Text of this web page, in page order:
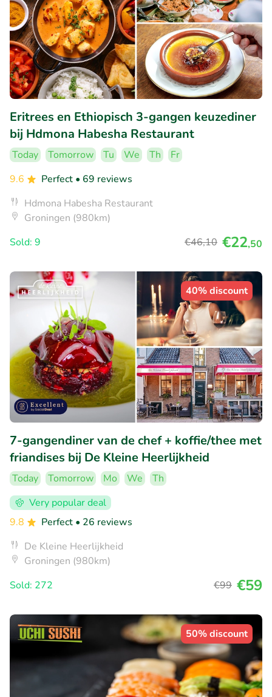
Eritrees en Ethiopisch 3-gangen keuzediner
bij Hdmona Habesha Restaurant
Today Tomorrow Tu We Th
Fr
9.6
Perfect • 69 reviews
Hdmona Habesha Restaurant
Groningen (980km)
Sold: 9
€46,10 €22,50
40% discount
7-gangendiner van de chef + koffie/thee met
friandises bij De Kleine Heerlijkheid
Today Tomorrow Mo We
Th
Very popular deal
9.8
Perfect • 26 reviews
De Kleine Heerlijkheid
Groningen (980km)
Sold: 272
€99 €59
50% discount